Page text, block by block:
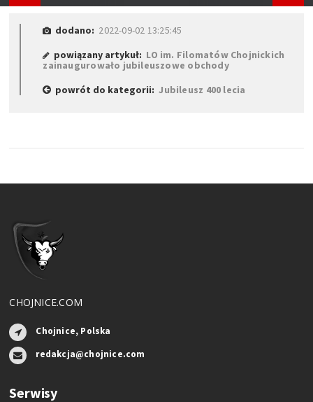
dodano: 2022-09-02 13:25:45
powiązany artykuł: LO im. Filomatów Chojnickich
zainaugurowało jubileuszowe obchody
powrót do kategorii:Jubileusz 400 lecia
CHOJNICE.COM
Chojnice, Polska
redakcja@chojnice.com
Serwisy